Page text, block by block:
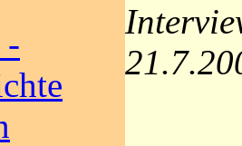
-